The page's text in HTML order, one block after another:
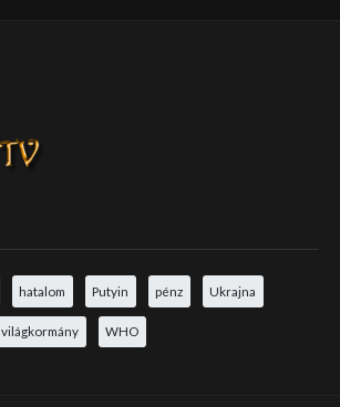
hatalom Putyin pénz Ukrajna
világkormány WHO